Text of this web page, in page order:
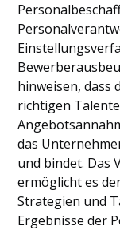
hinweisen, dass
richtigen
das
und bindet. Das
ermöglicht es
Strategien und
Ergebnisse der